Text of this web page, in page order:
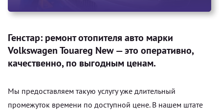
Генстар: ремонт отопителя авто марки
Volkswagen Touareg New — это оперативно,
качественно, по выгодным ценам.
Мы предоставляем такую услугу уже длительный
промежуток времени по доступной цене. В нашем штате